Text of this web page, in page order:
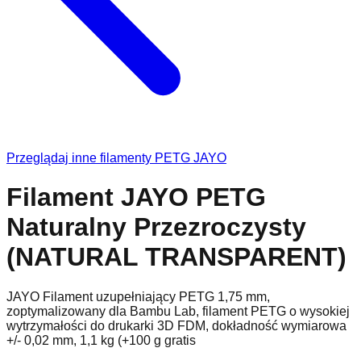
Przeglądaj inne filamenty PETG JAYO
Filament JAYO PETG
Naturalny Przezroczysty
(NATURAL TRANSPARENT)
JAYO Filament uzupełniający PETG 1,75 mm,
zoptymalizowany dla Bambu Lab, filament PETG o wysokiej
wytrzymałości do drukarki 3D FDM, dokładność wymiarowa
+/- 0,02 mm, 1,1 kg (+100 g gratis